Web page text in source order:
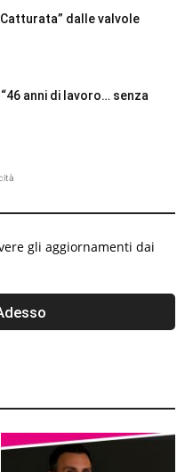
dalle valvole
anni di lavoro… senza
gli aggiornamenti dai